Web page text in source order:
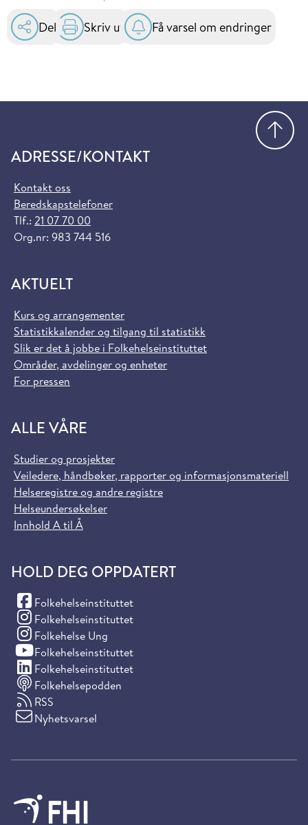
Del Skriv ut Få varsel om endringer
ADRESSE/KONTAKT
Kontakt oss
Beredskapstelefoner
Tlf.: 21 07 70 00
Org.nr: 983 744 516
AKTUELT
Kurs og arrangementer
Statistikkalender og tilgang til statistikk
Slik er det å jobbe i Folkehelseinstituttet
Områder, avdelinger og enheter
For pressen
ALLE VÅRE
Studier og prosjekter
Veiledere, håndbøker, rapporter og informasjonsmateriell
Helseregistre og andre registre
Helseundersøkelser
Innhold A til Å
HOLD DEG OPPDATERT
Folkehelseinstituttet
(Facebook)
Folkehelseinstituttet
(Instagram)
Folkehelse Ung
(Instagram)
Folkehelseinstituttet
(YouTube)
Folkehelseinstituttet
(LinkedIn)
Folkehelsepodden
RSS
Nyhetsvarsel